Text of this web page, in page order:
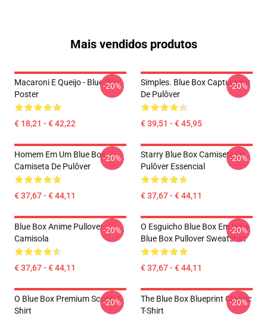
Mais vendidos produtos
Macaroni E Queijo - Blue Box
Poster
€ 18,21 - € 42,22
-20%
Simples. Blue Box Capturador
De Pulôver
€ 39,51 - € 45,95
-20%
Homem Em Um Blue Box
Camiseta De Pulôver
€ 37,67 - € 44,11
-20%
Starry Blue Box Camiseta De
Pulôver Essencial
€ 37,67 - € 44,11
-20%
Blue Box Anime Pullover
Camisola
€ 37,67 - € 44,11
-20%
O Esguicho Blue Box Em Uma
Blue Box Pullover Sweatshirt
€ 37,67 - € 44,11
-20%
O Blue Box Premium Scoop T-
Shirt
-20%
The Blue Box Blueprint Classic
T-Shirt
-20%